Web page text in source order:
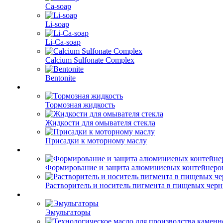
Ca-soap
Li-soap
Li-Ca-soap
Calcium Sulfonate Complex
Bentonite
Тормозная жидкость
Жидкости для омывателя стекла
Присадки к моторному маслу
Формирование и защита алюминиевых
Растворитель и носитель пигмента в пищевых
Эмульгаторы